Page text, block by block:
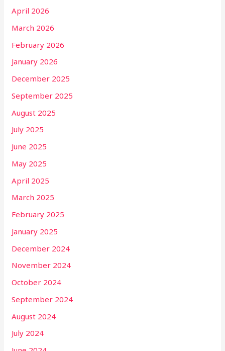
April 2026
March 2026
February 2026
January 2026
December 2025
September 2025
August 2025
July 2025
June 2025
May 2025
April 2025
March 2025
February 2025
January 2025
December 2024
November 2024
October 2024
September 2024
August 2024
July 2024